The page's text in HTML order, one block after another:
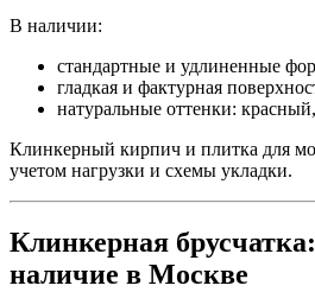
В наличии:
стандартные и удлиненные
гладкая и фактурная
натуральные оттенки:
Клинкерный кирпич и плитка для
учетом нагрузки и схемы укладки.
Клинкерная
наличие в Москве